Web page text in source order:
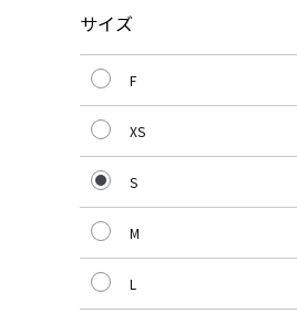
サイズ
F
XS
S
M
L